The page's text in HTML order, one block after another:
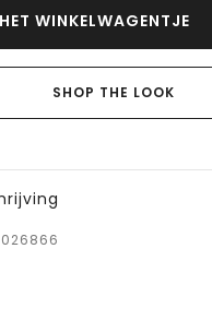
WINKELWAGENTJE
SHOP THE LOOK